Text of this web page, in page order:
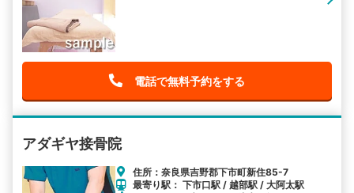
電話で無料予約をする
アダギヤ接骨院
住所：奈良県吉野郡下市町新住85-7
最寄り駅： 下市口駅 / 越部駅 / 大阿太駅